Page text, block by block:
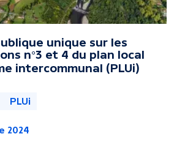
unique sur les
n°3 et 4 du plan local
intercommunal (PLUi)
PLUi
2024